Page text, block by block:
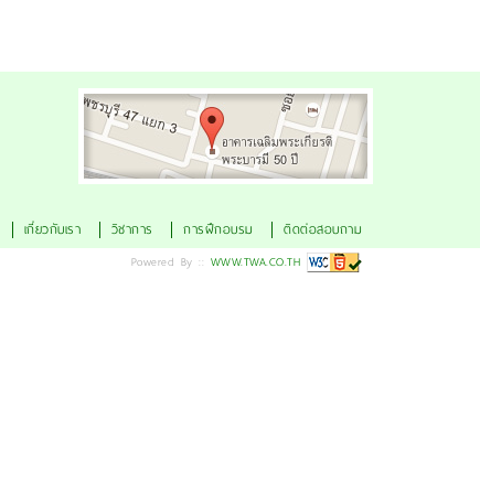
ดูแผนที่
เกี่ยวกับเรา วิชาการ การฝึกอบรม ติดต่อสอบถาม
Powered By :: WWW.TWA.CO.TH